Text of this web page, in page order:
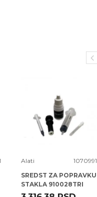
Alati
1070991
SREDST ZA POPRAVKU
STAKLA 910028TRI
TRISCAN